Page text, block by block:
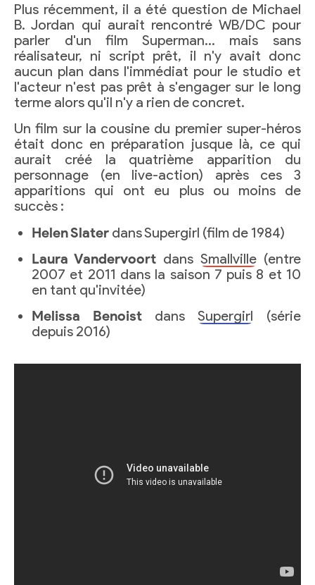
Plus récemment, il a été question de Michael
B. Jordan qui aurait rencontré WB/DC pour
parler d'un film Superman… mais sans
réalisateur, ni script prêt, il n'y avait donc
aucun plan dans l'immédiat pour le studio et
l'acteur n'est pas prêt à s'engager sur le long
terme alors qu'il n'y a rien de concret.
Un film sur la cousine du premier super-héros
était donc en préparation jusque là, ce qui
aurait créé la quatrième apparition du
personnage (en live-action) après ces 3
apparitions qui ont eu plus ou moins de
succès :
Helen Slater dans Supergirl (film de 1984)
Laura Vandervoort dans Smallville (entre
2007 et 2011 dans la saison 7 puis 8 et 10
en tant qu'invitée)
Melissa Benoistdans Supergirl (série
depuis 2016)